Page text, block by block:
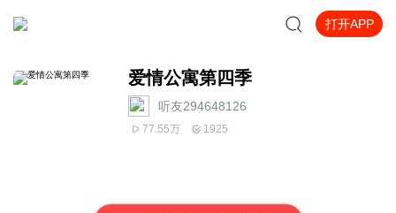
打开APP
爱情公寓第四季
听友294648126
77.55万 1925